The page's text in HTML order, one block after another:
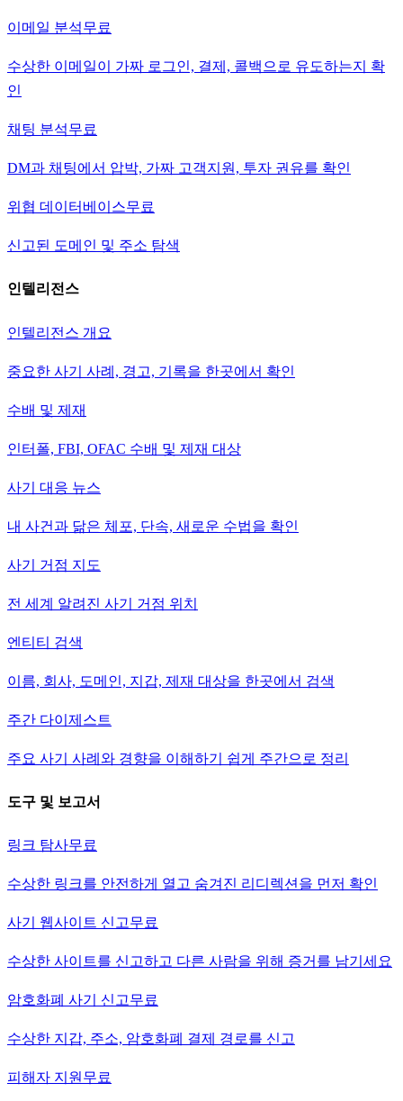
이메일 분석무료
수상한 이메일이 가짜 로그인, 결제, 콜백으로 유도하는지 확
인
채팅 분석무료
DM과 채팅에서 압박, 가짜 고객지원, 투자 권유를 확인
위협 데이터베이스무료
신고된 도메인 및 주소 탐색
인텔리전스
인텔리전스 개요
중요한 사기 사례, 경고, 기록을 한곳에서 확인
수배 및 제재
인터폴, FBI, OFAC 수배 및 제재 대상
사기 대응 뉴스
내 사건과 닮은 체포, 단속, 새로운 수법을 확인
사기 거점 지도
전 세계 알려진 사기 거점 위치
엔티티 검색
이름, 회사, 도메인, 지갑, 제재 대상을 한곳에서 검색
주간 다이제스트
주요 사기 사례와 경향을 이해하기 쉽게 주간으로 정리
도구 및 보고서
링크 탐사무료
수상한 링크를 안전하게 열고 숨겨진 리디렉션을 먼저 확인
사기 웹사이트 신고무료
수상한 사이트를 신고하고 다른 사람을 위해 증거를 남기세요
암호화폐 사기 신고무료
수상한 지갑, 주소, 암호화폐 결제 경로를 신고
피해자 지원 무료